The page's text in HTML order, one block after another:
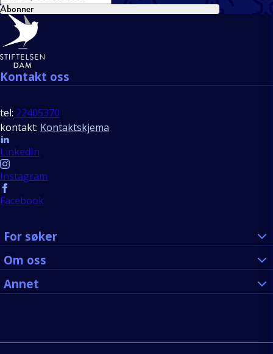
Abonner
Bunntekst
Kontakt oss
tel: 22405370
kontakt: Kontaktskjema
Follow us
LinkedIn
Instagram
Facebook
For søker
Om oss
Annet